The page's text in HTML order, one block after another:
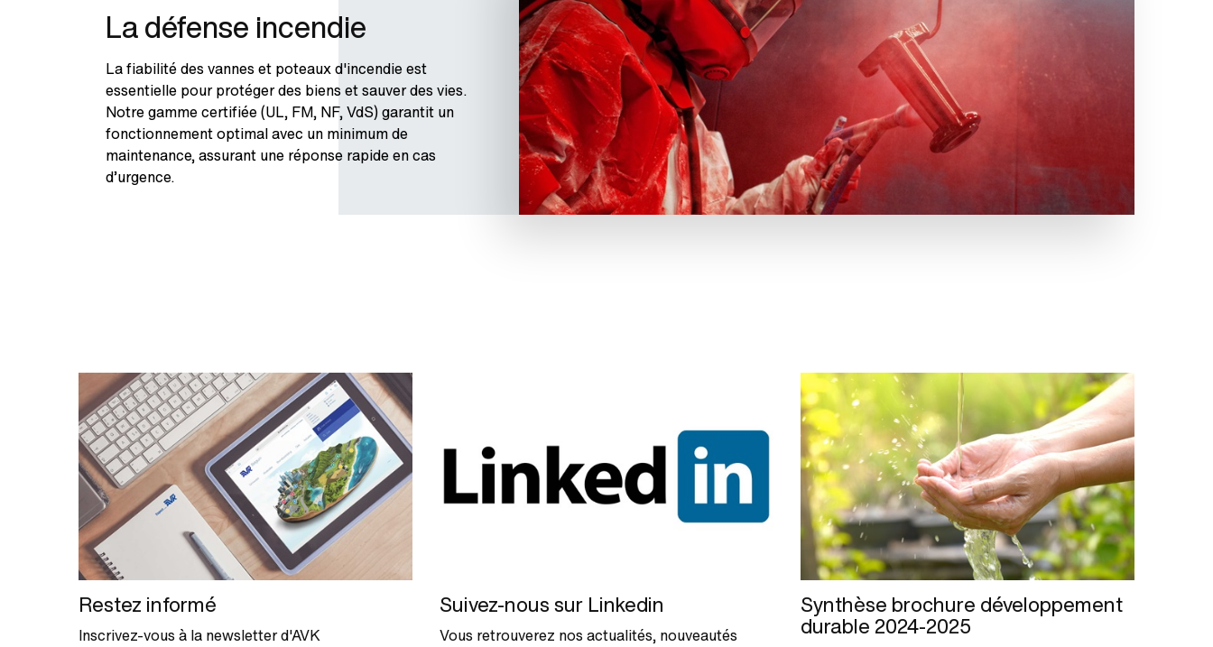
La défense incendie
La fiabilité des vannes et poteaux d'incendie est
essentielle pour protéger des biens et sauver des vies.
Notre gamme certifiée (UL, FM, NF,VdS) garantit un
fonctionnement optimal avec un minimum de
maintenance, assurant une réponse rapide en cas
d’urgence.
Restez informé
Inscrivez-vous à la newsletter d'AVK
Suivez-nous sur Linkedin
Vous retrouverez nos actualités, nouveautés
Synthèse brochure développement
durable 2024-2025